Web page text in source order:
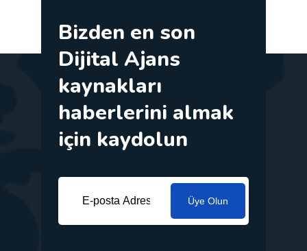
Bizden en son
Dijital Ajans
kaynakları
haberlerini almak
için kaydolun
Üye Olun
İş ihtiyaçlarınıza göre uyarlanmış yenilikçi